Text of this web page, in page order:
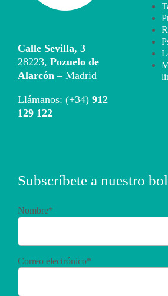
Calle Sevilla, 3
28223, Pozuelo de
Alarcón – Madrid
Llámanos: (+34) 912
129 122
Subscríbete a nuestro
Nombre*
Correo electrónico*